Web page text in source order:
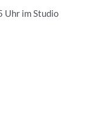
Uhr im Studio